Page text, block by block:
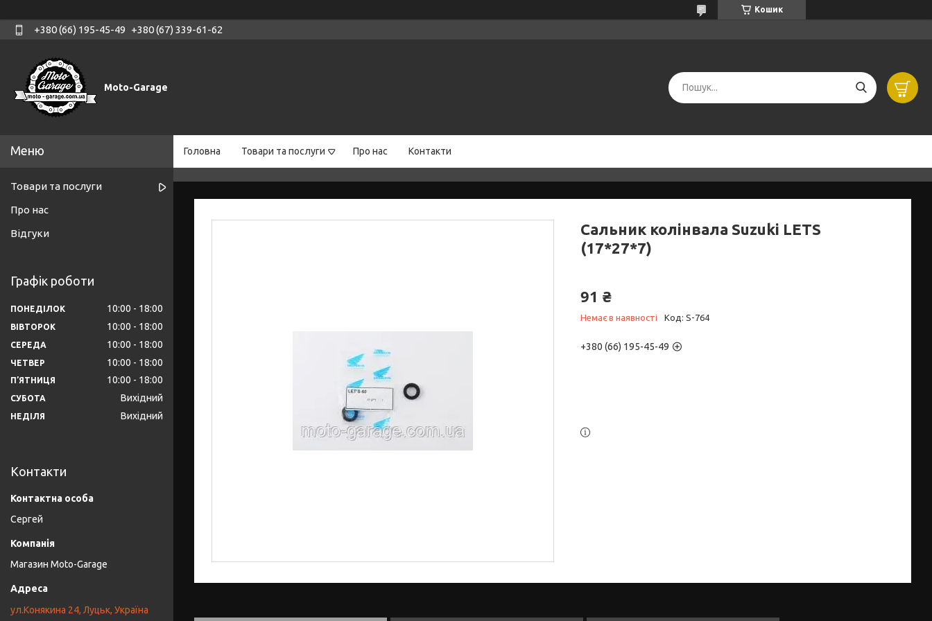
Кошик
+380 (66) 195-45-49 +380 (67) 339-61-62
Moto-Garage
Головна Товари та послуги Про нас Контакти
Сальник колінвала Suzuki LETS
(17*27*7)
91 ₴
Немає в наявності Код: S-764
+380 (66) 195-45-49
Товари та послуги
Про нас
Відгуки
Графік роботи
ПОНЕДІЛОК 10:00 18:00
ВІВТОРОК 10:00 18:00
СЕРЕДА 10:00 18:00
ЧЕТВЕР 10:00 18:00
ПʼЯТНИЦЯ 10:00 18:00
СУБОТА Вихідний
НЕДІЛЯ Вихідний
Контакти
Сергей
Магазин Moto-Garage
ул.Конякина 24, Луцьк, Україна